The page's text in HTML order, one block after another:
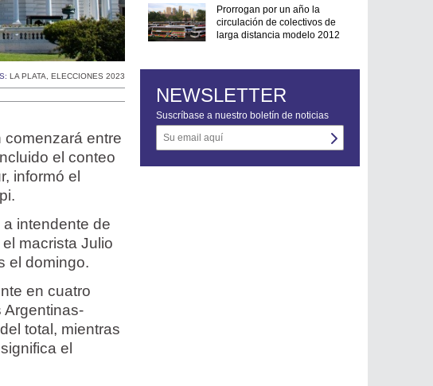
LA PLATA ,ELECCIONES 2023
comenzará entre
el conteo
informó el
intendente de
macrista Julio
el domingo.
en cuatro
Argentinas-
total, mientras
el
Prorrogan por un año la
circulación de colectivos de
larga distancia modelo 2012
NEWSLETTER
Suscríbase a nuestro boletín de noticias